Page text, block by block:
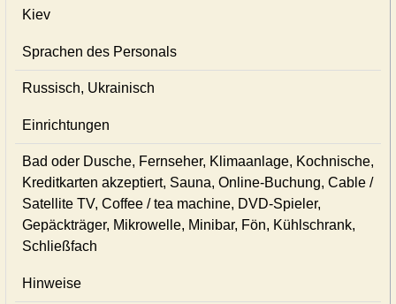
Kiev
Sprachen des Personals
Russisch, Ukrainisch
Einrichtungen
Bad oder Dusche, Fernseher, Klimaanlage, Kochnische,
Kreditkarten akzeptiert, Sauna, Online-Buchung, Cable /
Satellite TV, Coffee / tea machine, DVD-Spieler,
Gepäckträger, Mikrowelle, Minibar, Fön, Kühlschrank,
Schließfach
Hinweise